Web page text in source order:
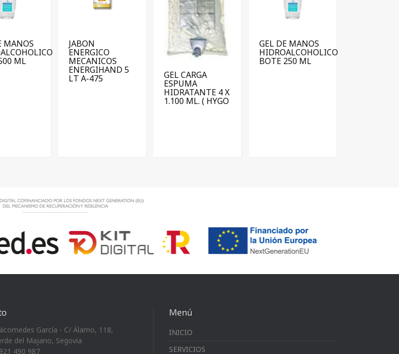
MANOS
ML
JABON
ENERGICO
MECANICOS
ENERGIHAND 5
LT A-475 GEL CARGA
ESPUMA
HIDRATANTE 4 X
1.100 ML. ( HYGO
GEL DE MANOS
HIDROALCOHOLICO
BOTE 250 ML
García - C/ Álamo, 118,
del Majano, Segovia
490 987
Menú
INICIO
SERVICIOS